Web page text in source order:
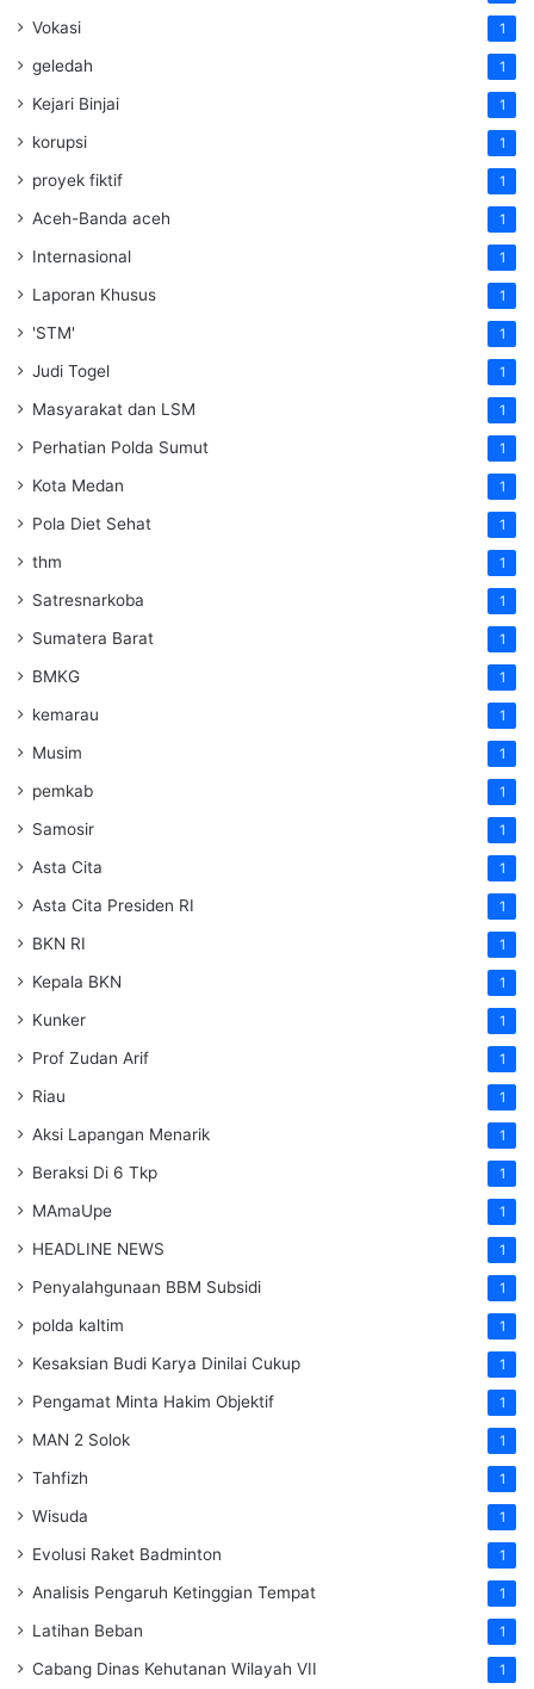
Vokasi 1
geledah 1
Kejari Binjai 1
korupsi 1
proyek fiktif 1
Aceh-Banda aceh 1
Internasional 1
Laporan Khusus 1
'STM' 1
Judi Togel 1
Masyarakat dan LSM 1
Perhatian Polda Sumut 1
Kota Medan 1
Pola Diet Sehat 1
thm 1
Satresnarkoba 1
Sumatera Barat 1
BMKG 1
kemarau 1
Musim 1
pemkab 1
Samosir 1
Asta Cita 1
Asta Cita Presiden RI 1
BKN RI 1
Kepala BKN 1
Kunker 1
Prof Zudan Arif 1
Riau 1
Aksi Lapangan Menarik 1
Beraksi Di 6 Tkp 1
MAmaUpe 1
HEADLINE NEWS 1
Penyalahgunaan BBM Subsidi 1
polda kaltim 1
Kesaksian Budi Karya Dinilai Cukup 1
Pengamat Minta Hakim Objektif 1
MAN 2 Solok 1
Tahfizh 1
Wisuda 1
Evolusi Raket Badminton 1
Analisis Pengaruh Ketinggian Tempat 1
Latihan Beban 1
Cabang Dinas Kehutanan Wilayah VII 1